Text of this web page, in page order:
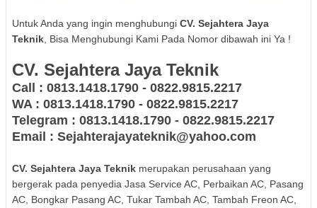
Untuk Anda yang ingin menghubungi CV. Sejahtera Jaya
Teknik , Bisa Menghubungi Kami Pada Nomor dibawah ini Ya !
CV. Sejahtera Jaya Teknik
Call : 0813.1418.1790 - 0822.9815.2217
WA : 0813.1418.1790 - 0822.9815.2217
Telegram : 0813.1418.1790 - 0822.9815.2217
Email : Sejahterajayateknik@yahoo.com
CV. Sejahtera Jaya Teknik merupakan perusahaan yang
bergerak pada penyedia Jasa Service AC, Perbaikan AC, Pasang
AC, Bongkar Pasang AC, Tukar Tambah AC, Tambah Freon AC,